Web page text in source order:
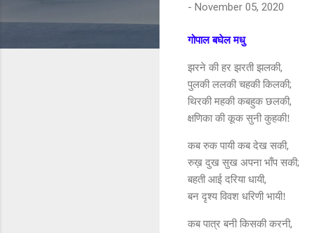
- November 05, 2020
गोपाल बघेल मधु
झरने की हर झरती झलकी,
पुलकी ललकी चहकी किलकी;
थिरकी महकी कबहुक छलकी,
क्षणिका की कूक सुनी कुहकी!
कब रुक पायी कब देख सकी,
रुख़ दुख सुख अपना भाँप सकी;
बहती आई दरिया धायी,
बन दृश्य विवश धरिणी भायी!
कब पात्र बनी किसकी करनी,